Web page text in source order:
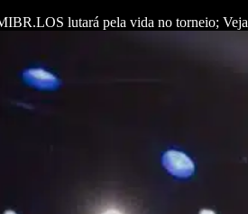
lutará pela vida no torneio; Veja